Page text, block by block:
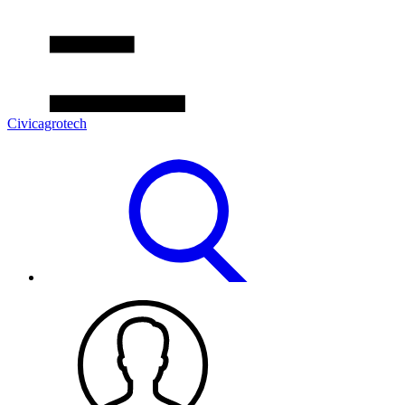
Civicagrotech